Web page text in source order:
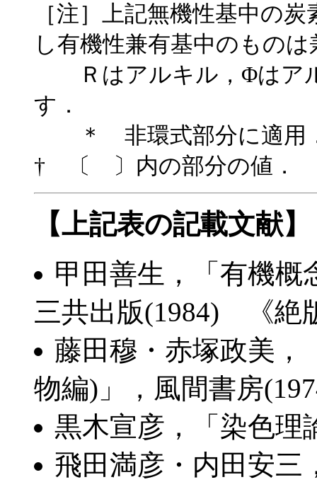
［注］上記無機性基中の
し有機性兼有基中のもの
Ｒはアルキル，Φはア
す．
＊ 非環式部分に適
† 〔 〕内の部分の値．
【上記表の記載文献】
甲田善生，「有機
三共出版(1984) 《絶
藤田穆・赤塚政美，
物編)」，風間書房
黒木宣彦，「染色理
飛田満彦・内田安